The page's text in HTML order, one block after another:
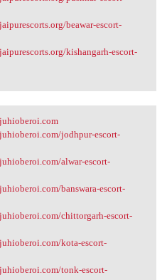
beawar-escort-
kishangarh-escort-
jodhpur-escort-
alwar-escort-
banswara-escort-
chittorgarh-escort-
kota-escort-
tonk-escort-